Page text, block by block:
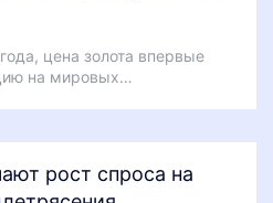
цена золота впервые
на мировых…
рост спроса на